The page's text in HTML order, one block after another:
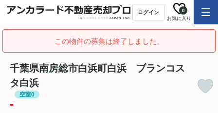
ログイン
お気に入り
0
この物件の募集は終了しました。
千葉県南房総市白浜町白浜 ブランコス
タ白浜
空室0
-